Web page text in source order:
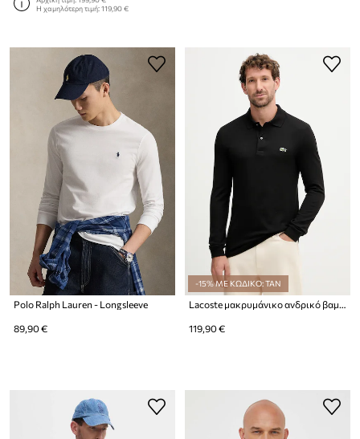
Η χαμηλότερη τιμή:119,90 €
Polo Ralph Lauren - Longsleeve
89,90 €
-15% ΜΕ ΚΩΔΙΚΟ: TAN
Lacoste μακρυμάνικο ανδρικό βαμβακερό
119,90 €